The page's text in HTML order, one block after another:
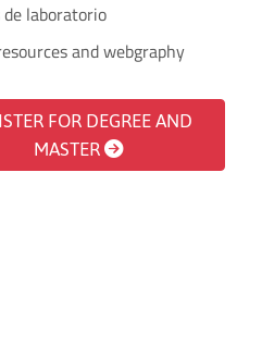
laboratorio
and webgraphy
FOR DEGREE AND
MASTER